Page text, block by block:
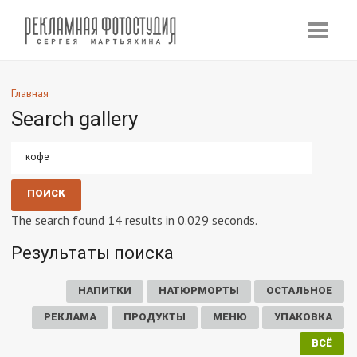
Главная
Search gallery
The search found 14 results in 0.029 seconds.
Результаты поиска
ОСТАЛЬНОЕ
НАТЮРМОРТЫ
НАПИТКИ
УПАКОВКА
МЕНЮ
ПРОДУКТЫ
РЕКЛАМА
ВСЁ